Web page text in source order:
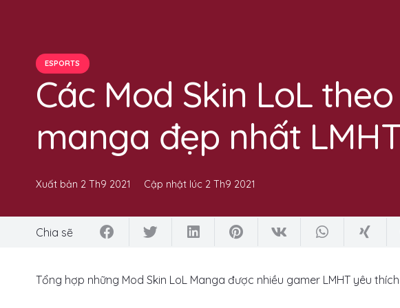
ESPORTS
Các Mod Skin LoL
manga đẹp nhất
Xuất bản 2 Th9 2021 Cập nhật lúc 2 Th9 2021
Chia sẽ
Tổng hợp những Mod Skin LoL Manga được nhiều gamer LMHT yêu